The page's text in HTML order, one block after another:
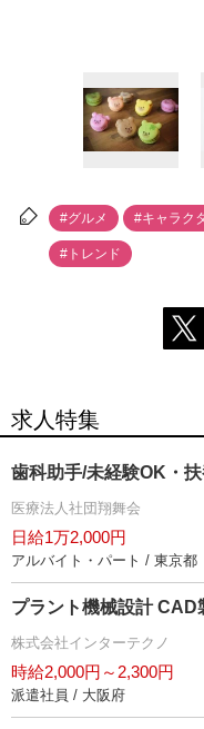
#グルメ #キャラク
#トレンド
求人特集
歯科助手/未経験OK・
医療法人社団翔舞会
日給1万2,000円
アルバイト・パート / 東京都
プラント機械設計
株式会社インターテクノ
時給2,000円～2,300円
派遣社員 / 大阪府